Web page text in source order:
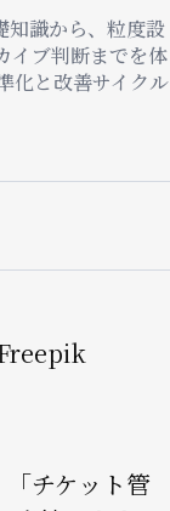
知識から、粒度設
イブ判断までを体
化と改善サイクル
チケット管